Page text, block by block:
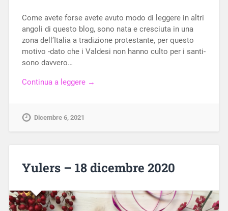
Come avete forse avete avuto modo di leggere in altri
angoli di questo blog, sono nata e cresciuta in una
zona dell’Italia a tradizione protestante, per questo
motivo -dato che i Valdesi non hanno culto per i santi-
sono davvero…
Continua a leggere →
Dicembre 6, 2021
Yulers – 18 dicembre 2020